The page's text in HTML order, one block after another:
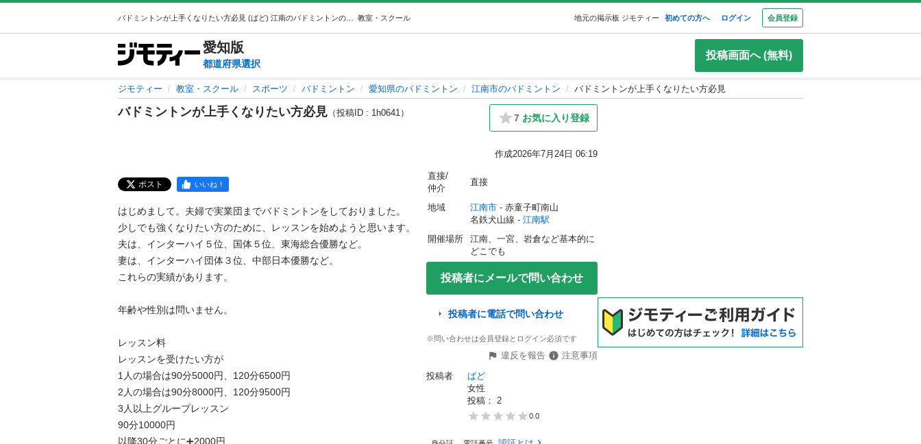
教室・スクール 地元の掲示板 ジモティー 初めての方へ ログイン 会員登録
愛知版
都道府県選択
投稿画面へ (無料)
ジモティー 教室・スクール スポーツ バドミントン 愛知県のバドミントン 江南市のバドミントン バドミントンが上手くなりたい方必見
バドミントンが上手くなりたい方必見 （投稿ID : 1h0641） 7 お気に入り登録
作成2026年7月24日 06:19
ポスト いいね！
はじめまして。夫婦で実業団までバドミントンをしておりました。
少しでも強くなりたい方のために、レッスンを始めようと思います。
夫は、インターハイ５位、国体５位、東海総合優勝など。
妻は、インターハイ団体３位、中部日本優勝など。
これらの実績があります。
年齢や性別は問いません。
レッスン料
レッスンを受けたい方が
1人の場合は90分5000円、120分6500円
2人の場合は90分8000円、120分9500円
3人以上グループレッスン
90分10000円
以降30分ごとに➕2000円
直接/
仲介
直接
地域 江南市 - 赤童子町南山
名鉄犬山線 - 江南駅
開催場所
江南、一宮、岩倉など基本的に
どこでも
投稿者にメールで問い合わせ
投稿者に電話で問い合わせ
※問い合わせは会員登録とログイン必須です
違反を報告
注意事項
投稿者
ばど
女性
投稿： 2
0.0